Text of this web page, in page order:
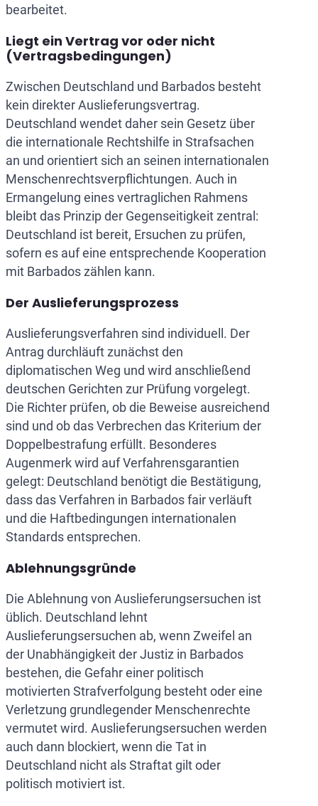
bearbeitet.
Liegt ein Vertrag vor oder nicht
(Vertragsbedingungen)
Zwischen Deutschland und Barbados besteht
kein direkter Auslieferungsvertrag.
Deutschland wendet daher sein Gesetz über
die internationale Rechtshilfe in Strafsachen
an und orientiert sich an seinen internationalen
Menschenrechtsverpflichtungen. Auch in
Ermangelung eines vertraglichen Rahmens
bleibt das Prinzip der Gegenseitigkeit zentral:
Deutschland ist bereit, Ersuchen zu prüfen,
sofern es auf eine entsprechende Kooperation
mit Barbados zählen kann.
Der Auslieferungsprozess
Auslieferungsverfahren sind individuell. Der
Antrag durchläuft zunächst den
diplomatischen Weg und wird anschließend
deutschen Gerichten zur Prüfung vorgelegt.
Die Richter prüfen, ob die Beweise ausreichend
sind und ob das Verbrechen das Kriterium der
Doppelbestrafung erfüllt. Besonderes
Augenmerk wird auf Verfahrensgarantien
gelegt: Deutschland benötigt die Bestätigung,
dass das Verfahren in Barbados fair verläuft
und die Haftbedingungen internationalen
Standards entsprechen.
Ablehnungsgründe
Die Ablehnung von Auslieferungsersuchen ist
üblich. Deutschland lehnt
Auslieferungsersuchen ab, wenn Zweifel an
der Unabhängigkeit der Justiz in Barbados
bestehen, die Gefahr einer politisch
motivierten Strafverfolgung besteht oder eine
Verletzung grundlegender Menschenrechte
vermutet wird. Auslieferungsersuchen werden
auch dann blockiert, wenn die Tat in
Deutschland nicht als Straftat gilt oder
politisch motiviert ist.